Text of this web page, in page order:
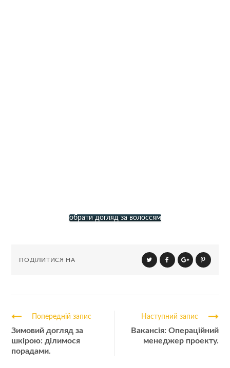
обрати догляд за волоссям
ПОДІЛИТИСЯ НА
Попередній запис
Зимовий догляд за
шкірою: ділимося
порадами.
Наступний запис
Вакансія: Операційний
менеджер проекту.